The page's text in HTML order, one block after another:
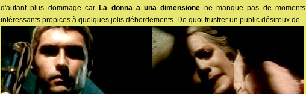
d'autant plus dommage car La donna a una dimensione ne manque pas de moments
intéressants propices à quelques jolis débordements. De quoi frustrer un public désireux de